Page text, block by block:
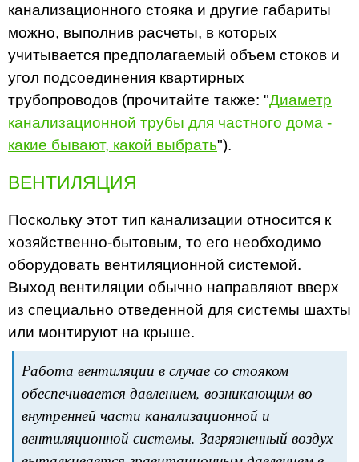
канализационного стояка и другие габариты
можно, выполнив расчеты, в которых
учитывается предполагаемый объем стоков и
угол подсоединения квартирных
трубопроводов (прочитайте также: "Диаметр
канализационной трубы для частного дома -
какие бывают, какой выбрать").
ВЕНТИЛЯЦИЯ
Поскольку этот тип канализации относится к
хозяйственно-бытовым, то его необходимо
оборудовать вентиляционной системой.
Выход вентиляции обычно направляют вверх
из специально отведенной для системы шахты
или монтируют на крыше.
Работа вентиляции в случае со стояком
обеспечивается давлением, возникающим во
внутренней части канализационной и
вентиляционной системы. Загрязненный воздух